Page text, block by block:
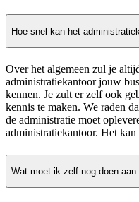
Hoe snel kan het
Over het algemeen zul je
administratiekantoor jouw
kennen. Je zult er zelf ook
kennis te maken. We raden
de administratie moet
administratiekantoor. Het
Wat moet ik zelf nog doen